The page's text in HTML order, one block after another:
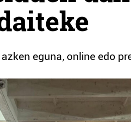
eguna, online edo